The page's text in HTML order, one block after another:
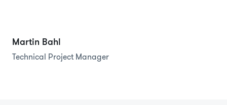
Martin Bahl
Technical Project Manager